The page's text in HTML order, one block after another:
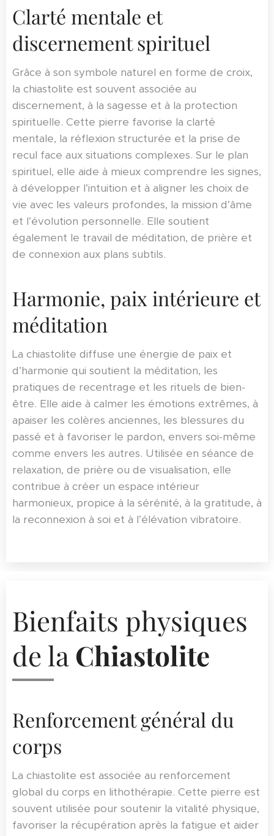
Clarté mentale et
discernement spirituel
Grâce à son symbole naturel en forme de croix,
la chiastolite est souvent associée au
discernement, à la sagesse et à la protection
spirituelle. Cette pierre favorise la clarté
mentale, la réflexion structurée et la prise de
recul face aux situations complexes. Sur le plan
spirituel, elle aide à mieux comprendre les signes,
à développer l’intuition et à aligner les choix de
vie avec les valeurs profondes, la mission d’âme
et l’évolution personnelle. Elle soutient
également le travail de méditation, de prière et
de connexion aux plans subtils.
Harmonie, paix intérieure et
méditation
La chiastolite diffuse une énergie de paix et
d’harmonie qui soutient la méditation, les
pratiques de recentrage et les rituels de bien-
être. Elle aide à calmer les émotions extrêmes, à
apaiser les colères anciennes, les blessures du
passé et à favoriser le pardon, envers soi-même
comme envers les autres. Utilisée en séance de
relaxation, de prière ou de visualisation, elle
contribue à créer un espace intérieur
harmonieux, propice à la sérénité, à la gratitude, à
la reconnexion à soi et à l’élévation vibratoire.
Bienfaits physiques
de la Chiastolite
Renforcement général du
corps
La chiastolite est associée au renforcement
global du corps en lithothérapie. Cette pierre est
souvent utilisée pour soutenir la vitalité physique,
favoriser la récupération après la fatigue et aider